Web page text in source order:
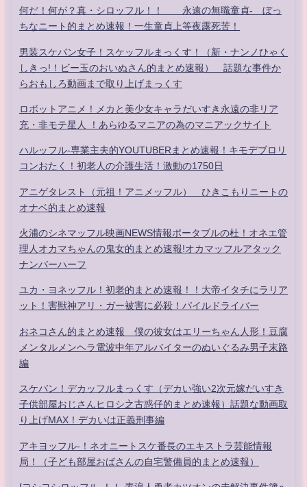
何だ！何が？真・シロッフル！！ 永遠の無職童貞- ぼっ
ちなニート的まとめ速報！一生童貞上等夜露死苦！
男装スケバン女子！スケッフルまっくす！（新・ナンノひゃく
しきっ!！ビー玉のおいぬさん的まとめ速報） 話題な事件か
らおもしろ動画まで取り上げまっくす
ロボットアニメ！メカと美少女キャラだいすき永遠の非リア
充・非モテ星人 ！あらゆるマニアの為のマニアックサイト
ハルッフル-専業主夫的YOUTUBERまとめ速報！キモデブロリ
コンおたく！初老人の介護生活！激動の1750日
アニゲタレスト（元祖！アニメッフル） ひきこもりニートの
オナベ的まとめ速報
火浦のシネマッフル映画NEWS情報ポータブルの杜！オネエ管
理人オカマちゃんの鬼女的まとめ速報!オカマッフルアタック
ナンバーハーフ
ユカ・ヨネッフル！初老的まとめ速報！！大帝イタチにラリア
ット！害獣神アリ・ガー被害に必殺！パイルドライバー
おネコさん的まとめ速報 僕の彼女はエリーちゃん人形！豆腐
メンタルメンヘラ電波中年アルバイターのぬいぐるみ男子末路
編
スケバン！デカッフルまっくす（デカい強い2次元嫁だいすき
子供部屋おじさんヒロシ之古惑仔的まとめ速報）話題な動画取
り上げMAX！デカいは正義刑事編
アキヨッフル-！ネオニートスケ番長のエキストラ芸能情報
局！（子ども部屋おばさんの自宅警備員的まとめ速報）